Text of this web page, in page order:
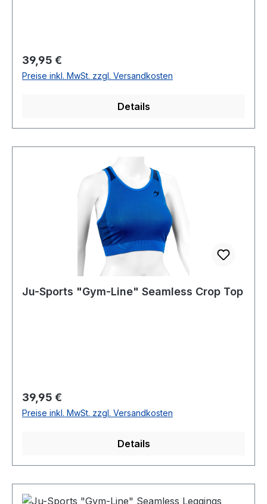
Regulärer Preis:
39,95 €
Preise inkl. MwSt. zzgl. Versandkosten
Details
Ju-Sports "Gym-Line" Seamless Crop Top
Regulärer Preis:
39,95 €
Preise inkl. MwSt. zzgl. Versandkosten
Details